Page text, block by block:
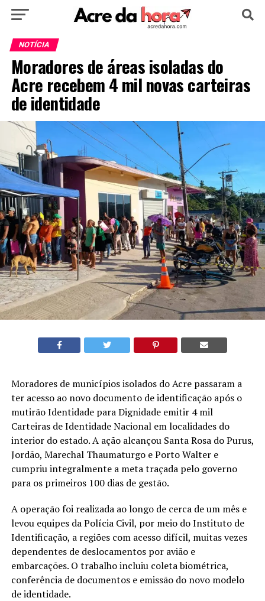
HOME
EDUCAÇÃO NOTÍCIA MUNDO
NOTÍCIA
Moradores de áreas isoladas do
Acre recebem 4 mil novas carteiras
de identidade
Moradores de municípios isolados do Acre passaram a
ter acesso ao novo documento de identificação após o
mutirão Identidade para Dignidade emitir 4 mil
Carteiras de Identidade Nacional em localidades do
interior do estado. A ação alcançou Santa Rosa do Purus,
Jordão, Marechal Thaumaturgo e Porto Walter e
cumpriu integralmente a meta traçada pelo governo
para os primeiros 100 dias de gestão.
A operação foi realizada ao longo de cerca de um mês e
levou equipes da Polícia Civil, por meio do Instituto de
Identificação, a regiões com acesso difícil, muitas vezes
dependentes de deslocamentos por avião e
embarcações. O trabalho incluiu coleta biométrica,
conferência de documentos e emissão do novo modelo
de identidade.